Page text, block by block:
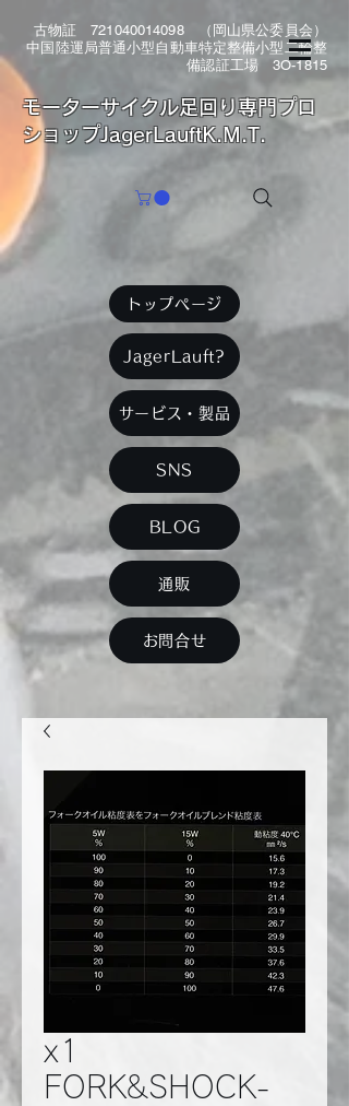
古物証 721040014098（岡山県公委員会）
中国陸運局普通小型自動車特定整備小型二輪整
備認証工場 3O-1815
​モーターサイクル足回り専門プロ
ショップJagerLauftK.M.T.
トップページ
JagerLauft?
サービス・製品
SNS
BLOG
通販
お問合せ
x1
FORK&SHOCK-